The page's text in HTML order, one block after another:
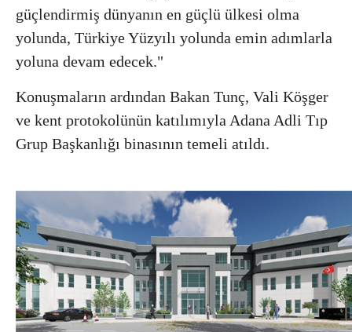
güçlendirmiş dünyanın en güçlü ülkesi olma
yolunda, Türkiye Yüzyılı yolunda emin adımlarla
yoluna devam edecek."
Konuşmaların ardından Bakan Tunç, Vali Köşger
ve kent protokolünün katılımıyla Adana Adli Tıp
Grup Başkanlığı binasının temeli atıldı.